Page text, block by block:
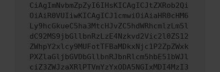
CiAgImNvbmZpZyI6IHsKICAgICJtZXRob2Qi
OiAiR0VUIiwKICAgICJ1cmwiOiAiaHR0cHM6
Ly9hcGkueC5ha3MtcHJvZC5hdWRhcmlzLm5l
dC92MS9jbGllbnRzLzE4Nzkvd2Vic2l0ZS12
ZWhpY2xlcy9MUFotTFBaMDkxNjc1P2ZpZWxk
PXZlaGljbGVDbGllbnRJbnRlcm5hbE51bWJl
ciZ3ZWJzaXRlPTVmYzYxODA5NGIxMDI4MzI3